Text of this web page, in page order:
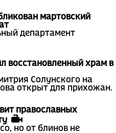
мартовский
департамент
восстановленный храм в
Солунского на
открыт для прихожан.
православных
но от блинов не